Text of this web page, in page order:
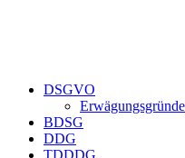
DSGVO
Erwägungsgründe
BDSG
DDG
TDDDG